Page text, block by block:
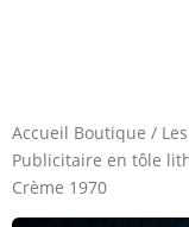
Accueil Boutique /
Publicitaire en tôle
Crème 1970